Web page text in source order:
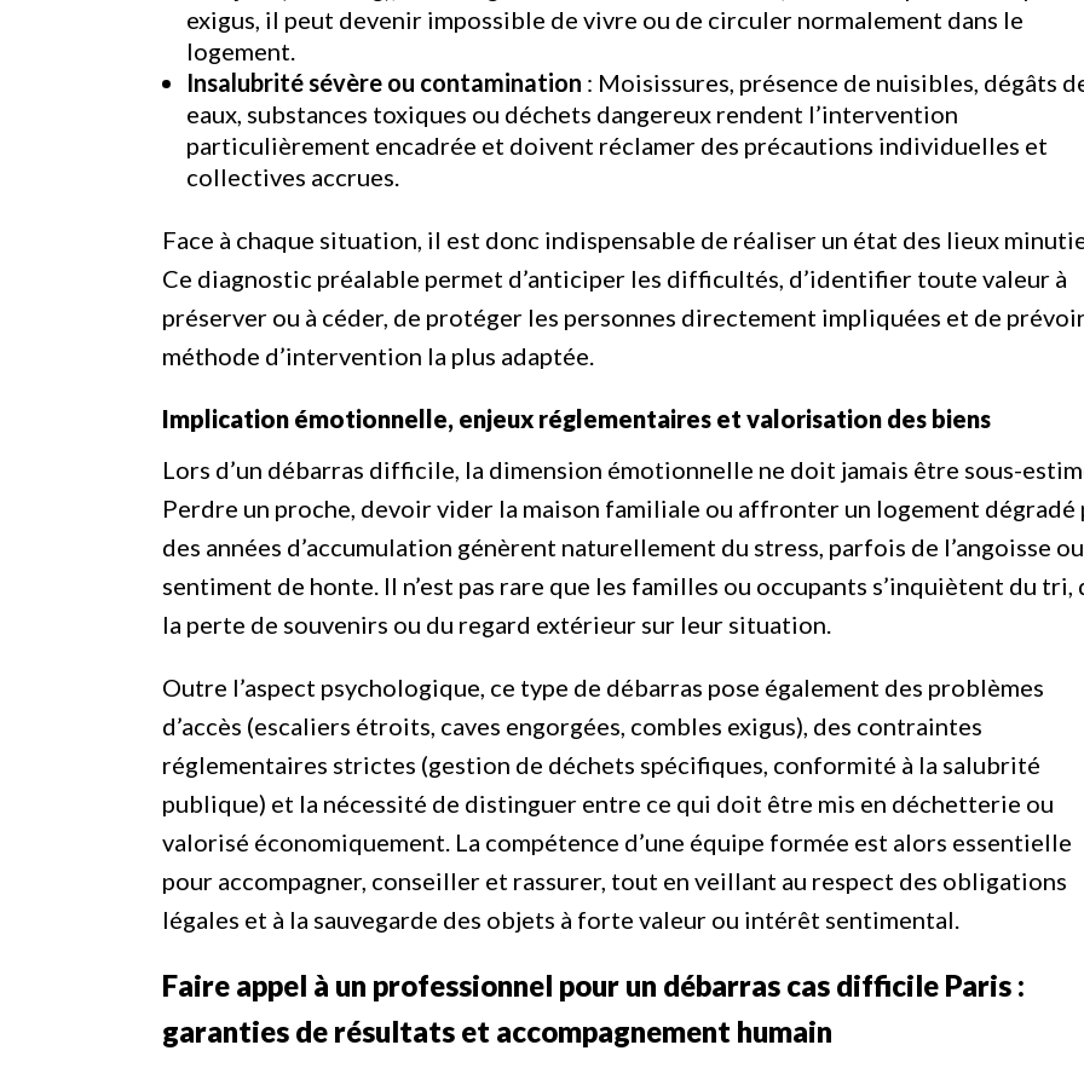
exigus, il peut devenir impossible de vivre ou de circuler normalement dans le
logement.
Insalubrité sévère ou contamination : Moisissures, présence de nuisibles, dégâts
eaux, substances toxiques ou déchets dangereux rendent l’intervention
particulièrement encadrée et doivent réclamer des précautions individuelles et
collectives accrues.
Face à chaque situation, il est donc indispensable de réaliser un état des lieux
Ce diagnostic préalable permet d’anticiper les difficultés, d’identifier toute valeur à
préserver ou à céder, de protéger les personnes directement impliquées et de
méthode d’intervention la plus adaptée.
Implication émotionnelle, enjeux réglementaires et valorisation des biens
Lors d’un débarras difficile, la dimension émotionnelle ne doit jamais être sous-
Perdre un proche, devoir vider la maison familiale ou affronter un logement dégradé
des années d’accumulation génèrent naturellement du stress, parfois de l’angoisse
sentiment de honte. Il n’est pas rare que les familles ou occupants s’inquiètent du tri,
la perte de souvenirs ou du regard extérieur sur leur situation.
Outre l’aspect psychologique, ce type de débarras pose également des problèmes
d’accès (escaliers étroits, caves engorgées, combles exigus), des contraintes
réglementaires strictes (gestion de déchets spécifiques, conformité à la salubrité
publique) et la nécessité de distinguer entre ce qui doit être mis en déchetterie ou
valorisé économiquement. La compétence d’une équipe formée est alors essentielle
pour accompagner, conseiller et rassurer, tout en veillant au respect des obligations
légales et à la sauvegarde des objets à forte valeur ou intérêt sentimental.
Faire appel à un professionnel pour un débarras cas difficile Paris :
garanties de résultats et accompagnement humain